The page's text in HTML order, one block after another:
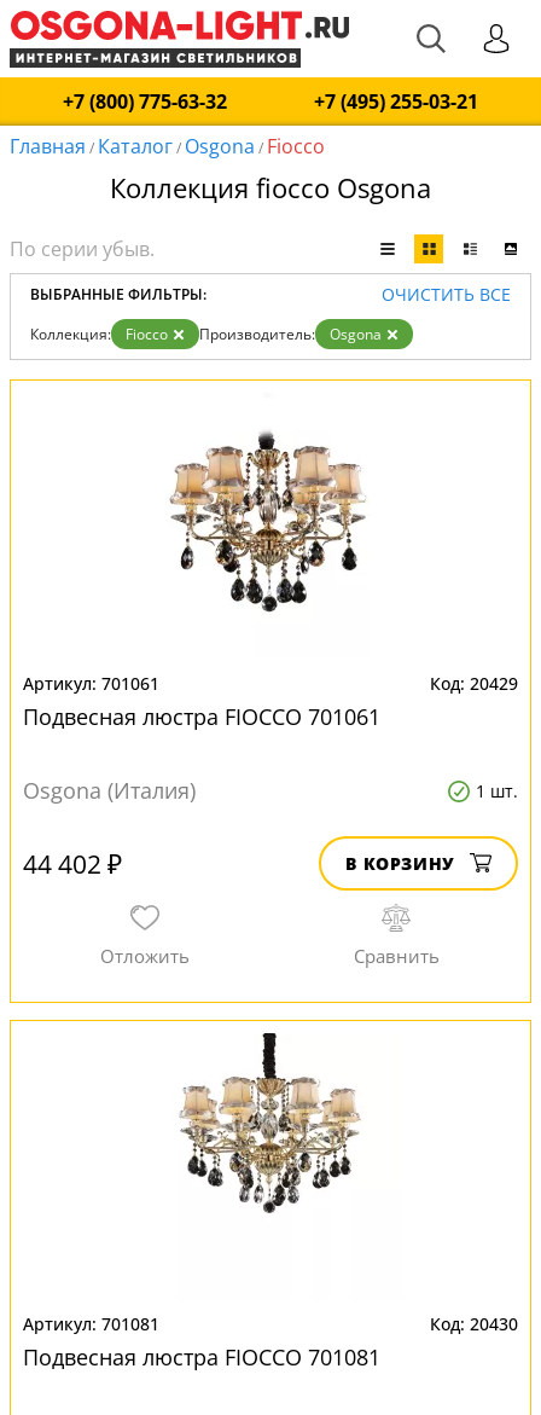
+7 (800) 775-63-32
+7 (495) 255-03-21
Главная / Каталог/ Osgona / Fiocco
Коллекция fiocco Osgona
ВЫБРАННЫЕ ФИЛЬТРЫ: ОЧИСТИТЬ ВСЕ
Коллекция: Fiocco Производитель: Osgona
701061 20429
Подвесная люстра FIOCCO 701061
Osgona (Италия) 1 шт.
44 402 ₽ В КОРЗИНУ
701081 20430
Подвесная люстра FIOCCO 701081